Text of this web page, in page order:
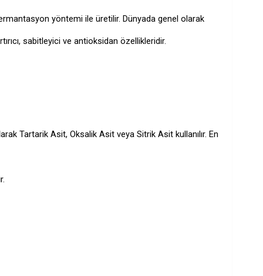
yöntemi ile üretilir. Dünyada genel olarak
sabitleyici ve antioksidan özellikleridir.
Tartarik Asit, Oksalik Asit veya Sitrik Asit kullanılır. En